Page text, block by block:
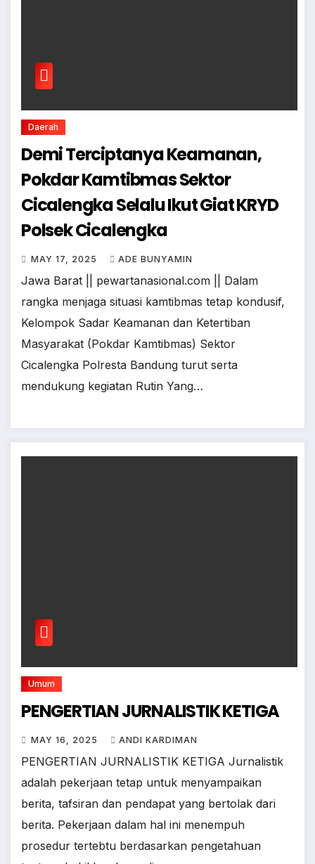
Daerah
Demi Terciptanya Keamanan,
Pokdar Kamtibmas Sektor
Cicalengka Selalu Ikut Giat KRYD
Polsek Cicalengka
MAY 17, 2025 ADE BUNYAMIN
Jawa Barat || pewartanasional.com || Dalam
rangka menjaga situasi kamtibmas tetap kondusif,
Kelompok Sadar Keamanan dan Ketertiban
Masyarakat (Pokdar Kamtibmas) Sektor
Cicalengka Polresta Bandung turut serta
mendukung kegiatan Rutin Yang…
Umum
PENGERTIAN JURNALISTIK KETIGA
MAY 16, 2025 ANDI KARDIMAN
PENGERTIAN JURNALISTIK KETIGA Jurnalistik
adalah pekerjaan tetap untuk menyampaikan
berita, tafsiran dan pendapat yang bertolak dari
berita. Pekerjaan dalam hal ini menempuh
prosedur tertebtu berdasarkan pengetahuan